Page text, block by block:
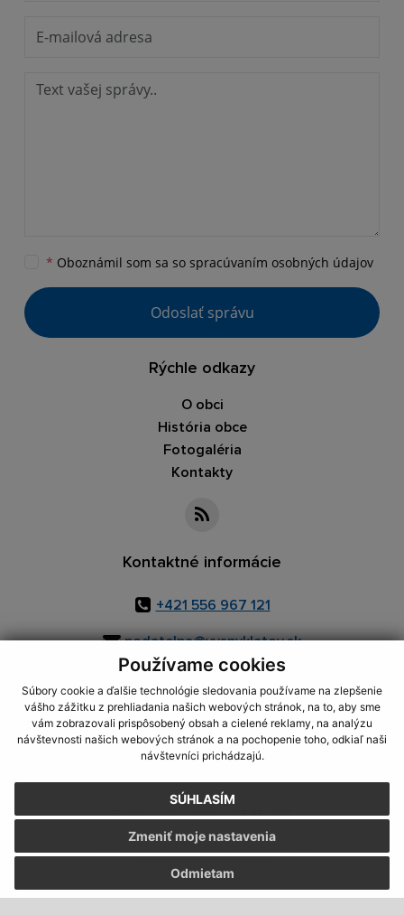
Používame cookies
Súbory cookie a ďalšie technológie sledovania používame na zlepšenie
vášho zážitku z prehliadania našich webových stránok, na to, aby sme
vám zobrazovali prispôsobený obsah a cielené reklamy, na analýzu
návštevnosti našich webových stránok a na pochopenie toho, odkiaľ naši
návštevníci prichádzajú.
SÚHLASÍM
Odmietam
Zmeniť moje nastavenia
* Oboznámil som sa so spracúvaním osobných údajov
Odoslať správu
Rýchle odkazy
O obci
História obce
Fotogaléria
Kontakty
Kontaktné informácie
+421 556 967 121
podatelna@vysnyklatov.sk
využite možnosť získavania aktuálnych informácií s využitím RSS
CMS systém (redakčný) systém ECHELON 2,Mapa stránok,web portál
webex.digital, s.r.o.,domény,registrácia domény
Posledná aktualizácia:07.08.2026
Vytlačiť stránku|Vyhlásenie o prístupnosti